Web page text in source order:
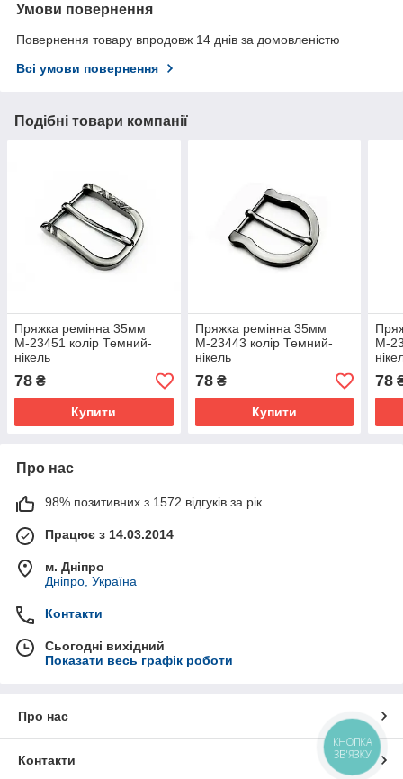
Умови повернення
Повернення товару впродовж 14 днів за домовленістю
Всі умови повернення
Подібні товари компанії
Пряжка ремінна 35мм
М-23451 колір Темний-
нікель
78 ₴
Купити
Пряжка ремінна 35мм
М-23443 колір Темний-
нікель
78₴
Купити
М-
78
Про нас
98% позитивних з 1572 відгуків за рік
Працює з 14.03.2014
м. Дніпро
Дніпро, Україна
Контакти
Сьогодні вихідний
Показати весь графік роботи
Про нас
Контакти
КНОПКА
ЗВ'ЯЗКУ